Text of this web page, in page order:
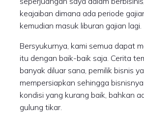
keajaiban dimana ada periode
kemudian masuk liburan gajian lagi.
Bersyukurnya, kami semua dapat
itu dengan baik-baik saja. Cerita
banyak diluar sana, pemilik bisnis
mempersiapkan sehingga
kondisi yang kurang baik, bahkan
gulung tikar.